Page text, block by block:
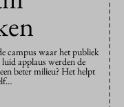
campus waar het publiek
applaus werden de
beter milieu? Het helpt